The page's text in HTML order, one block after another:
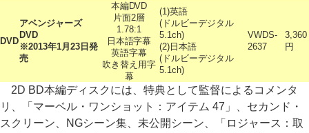
DVD
アベンジャーズ
DVD
※2013年1月23日発
売
本編DVD
片面2層
1.78:1
日本語字幕
英語字幕
吹き替え用字
幕
(1)英語
(ドルビーデジタル
5.1ch)
(2)日本語
(ドルビーデジタル
5.1ch)
VWDS-
2637
3,360
円
2D BD本編ディスクには、特典として監督によるコメンタ
リ、「マーベル・ワンショット：アイテム 47」、セカンド・
スクリーン、NGシーン集、未公開シーン、「ロジャース：取